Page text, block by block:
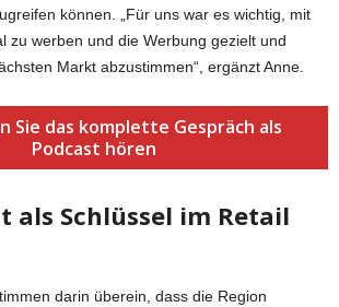
können. „Für uns war es wichtig, mit
zu werben und die Werbung gezielt und
Markt abzustimmen“, ergänzt Anne.
Sie das komplette Gespräch als
Podcast hören
als Schlüssel im Retail
darin überein, dass die Region